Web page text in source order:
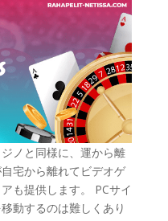
ノと同様に、運から離
宅から離れてビデオゲ
も提供します。 PCサイ
動するのは難しくあり